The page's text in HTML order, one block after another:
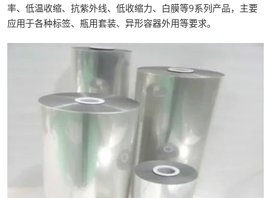
率、低温收缩、抗紫外线、低收缩力、白膜等9系列产品，主要
应用于各种标签、瓶用套装、异形容器外用等要求。